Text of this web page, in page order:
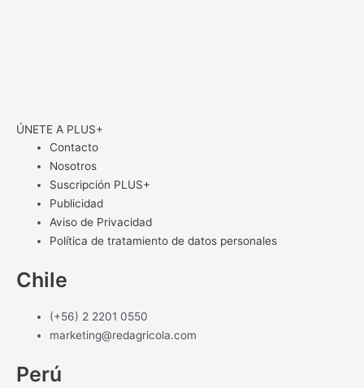
ÚNETE A PLUS+
Contacto
Nosotros
Suscripción PLUS+
Publicidad
Aviso de Privacidad
Política de tratamiento de datos personales
Chile
(+56) 2 2201 0550
marketing@redagricola.com
Perú